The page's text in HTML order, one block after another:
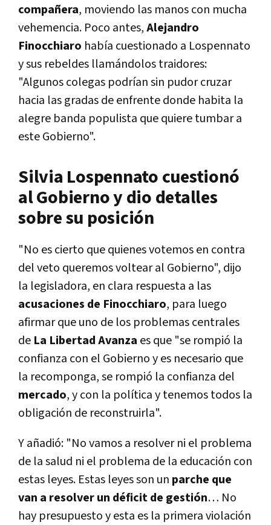
compañera, moviendo las manos con mucha
vehemencia. Poco antes,Alejandro
Finocchiaro había cuestionado a Lospennato
y sus rebeldes llamándolos traidores:
"Algunos colegas podrían sin pudor cruzar
hacia las gradas de enfrente donde habita la
alegre banda populista que quiere tumbar a
este Gobierno".
Silvia Lospennato cuestionó
al Gobierno y dio detalles
sobre su posición
"No es cierto que quienes votemos en contra
del veto queremos voltear al Gobierno", dijo
la legisladora, en clara respuesta a las
acusaciones de Finocchiaro, para luego
afirmar que uno de los problemas centrales
de La Libertad Avanza es que "se rompió la
confianza con el Gobierno y es necesario que
la recomponga, se rompió la confianza del
mercado, y con la política y tenemos todos la
obligación de reconstruirla".
Y añadió: "No vamos a resolver ni el problema
de la salud ni el problema de la educación con
estas leyes. Estas leyes son un parche que
van a resolver un déficit de gestión… No
hay presupuesto y esta es la primera violación